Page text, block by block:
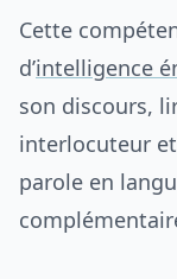
Cette
d’intelligence
son discours,
interlocuteur
parole en